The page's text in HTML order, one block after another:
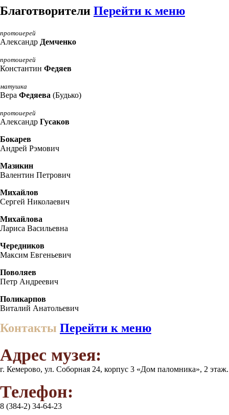
Благотворители Перейти к меню
протоиерей
Александр Демченко
протоиерей
Константин Федяев
матушка
Вера Федяева (Будько)
протоиерей
Александр Гусаков
Бокарев
Андрей Рэмович
Мазикин
Валентин Петрович
Михайлов
Сергей Николаевич
Михайлова
Лариса Васильевна
Чередников
Максим Евгеньевич
Поволяев
Петр Андреевич
Поликарпов
Виталий Анатольевич
Контакты Перейти к меню
Адрес музея:
г. Кемерово, ул. Соборная 24, корпус 3 «Дом паломника», 2
Телефон:
8 (384-2) 34-64-23